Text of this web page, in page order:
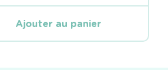
Ajouter au panier